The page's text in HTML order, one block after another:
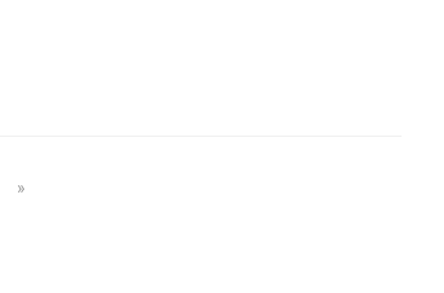
»